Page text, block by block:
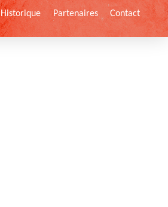
Historique Partenaires Contact